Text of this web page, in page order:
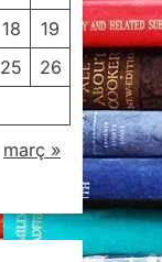
18
19
25
26
març »